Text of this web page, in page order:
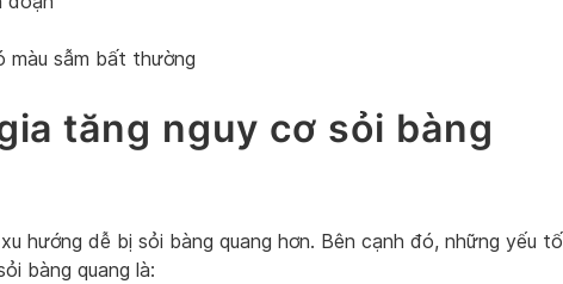
màu sẫm bất thường
tăng nguy cơ sỏi bàng
hướng dễ bị sỏi bàng quang hơn. Bên cạnh đó, những yếu tố
bàng quang là: